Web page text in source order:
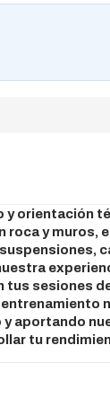
orientación
y muros,
tus sesiones
aportando
tu